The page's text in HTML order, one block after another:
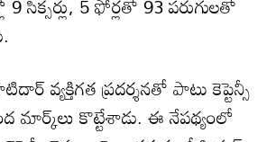
వ్యక్తిగ‌త ప్రద‌ర్శన‌తో పాటు కెప్టెన్సీ
మార్క్‌లు కొట్టేశాడు. ఈ నేప‌థ్యంలో